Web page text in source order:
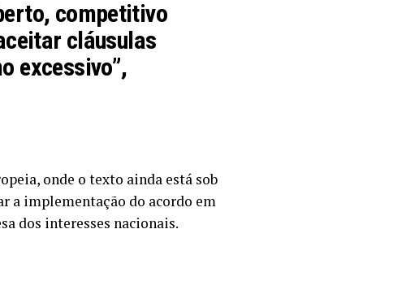
competitivo
cláusulas
excessivo”,
onde o texto ainda está sob
a implementação do acordo em
dos interesses nacionais.